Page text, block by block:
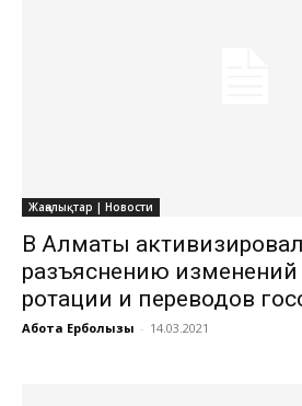
Жаңалықтар | Новости
В Алматы
разъяснению изменений
ротации и переводов
Ақбота Ерболқызы - 14.03.2021